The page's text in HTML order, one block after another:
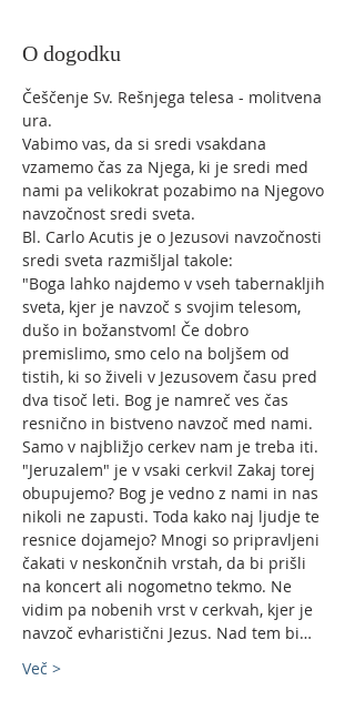
O dogodku
Češčenje Sv. Rešnjega telesa - molitvena
ura.
Vabimo vas, da si sredi vsakdana
vzamemo čas za Njega, ki je sredi med
nami pa velikokrat pozabimo na Njegovo
navzočnost sredi sveta.
Bl. Carlo Acutis je o Jezusovi navzočnosti
sredi sveta razmišljal takole:
"Boga lahko najdemo v vseh tabernakljih
sveta, kjer je navzoč s svojim telesom,
dušo in božanstvom! Če dobro
premislimo, smo celo na boljšem od
tistih, ki so živeli v Jezusovem času pred
dva tisoč leti. Bog je namreč ves čas
resnično in bistveno navzoč med nami.
Samo v najbližjo cerkev nam je treba iti.
"Jeruzalem" je v vsaki cerkvi! Zakaj torej
obupujemo? Bog je vedno z nami in nas
nikoli ne zapusti. Toda kako naj ljudje te
resnice dojamejo? Mnogi so pripravljeni
čakati v neskončnih vrstah, da bi prišli
na koncert ali nogometno tekmo. Ne
vidim pa nobenih vrst v cerkvah, kjer je
navzoč evharistični Jezus. Nad tem bi…
Več >